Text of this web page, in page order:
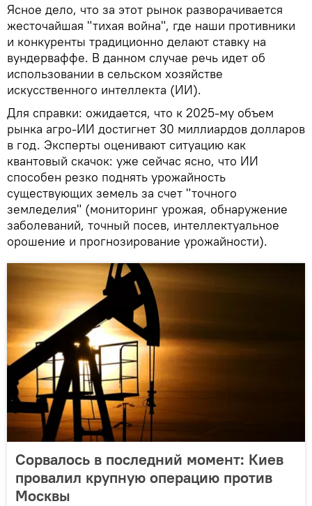
Ясное дело, что за этот рынок разворачивается
жесточайшая "тихая война", где наши противники
и конкуренты традиционно делают ставку на
вундерваффе. В данном случае речь идет об
использовании в сельском хозяйстве
искусственного интеллекта (ИИ).
Для справки: ожидается, что к 2025-му объем
рынка агро-ИИ достигнет 30 миллиардов долларов
в год. Эксперты оценивают ситуацию как
квантовый скачок: уже сейчас ясно, что ИИ
способен резко поднять урожайность
существующих земель за счет "точного
земледелия" (мониторинг урожая, обнаружение
заболеваний, точный посев, интеллектуальное
орошение и прогнозирование урожайности).
Сорвалось в последний момент: Киев
провалил крупную операцию против
Москвы